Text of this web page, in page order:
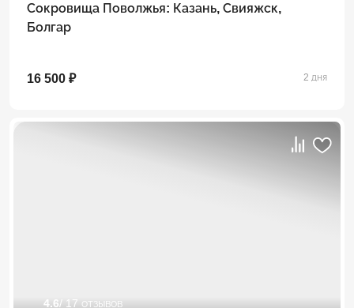
Сокровища Поволжья: Казань, Свияжск,
Болгар
16 500 ₽ 2 дня
4.6/ 17 отзывов